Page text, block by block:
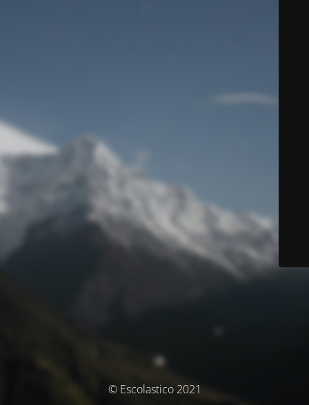
© Escolastico 2021